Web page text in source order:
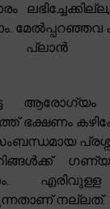
മേൽപ്പറഞ്ഞവ
പ്ലാൻ
ആരോഗ്യം
നല്ലത്.